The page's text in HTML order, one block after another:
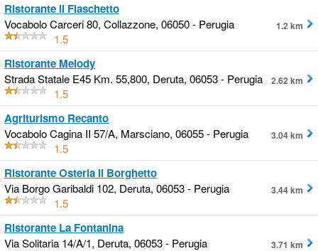
Ristorante Il Fiaschetto
Vocabolo Carceri 80, Collazzone, 06050 - Perugia
1.5
1.2 km
Ristorante Melody
Strada Statale E45 Km. 55,800, Deruta, 06053 - Perugia
1.5
2.62 km
Agriturismo Recanto
Vocabolo Cagina II 57/A, Marsciano, 06055 - Perugia
1.5
3.04 km
Ristorante Osteria Il Borghetto
Via Borgo Garibaldi 102, Deruta, 06053 - Perugia
1.5
3.44 km
Ristorante La Fontanina
Via Solitaria 14/A/1, Deruta, 06053 - Perugia
3.71 km